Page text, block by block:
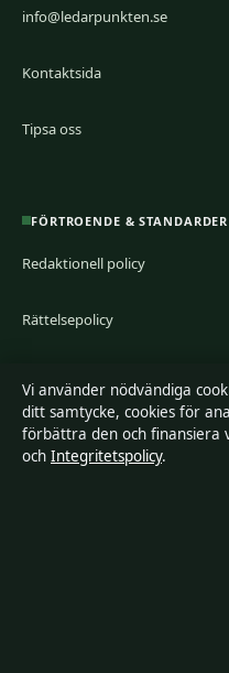
info@ledarpunkten.se
Kontaktsida
Tipsa oss
FÖRTROENDE & STANDARDER
Redaktionell policy
Rättelsepolicy
Integritetspolicy
Vi använder nödvändiga
ditt samtycke, cookies för
förbättra den och finansiera
och Integritetspolicy.